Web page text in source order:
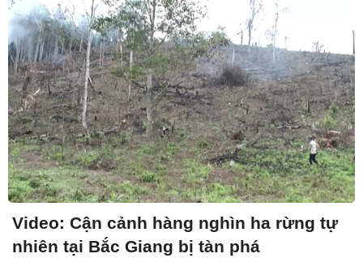
Video: Cận cảnh hàng nghìn ha rừng tự
nhiên tại Bắc Giang bị tàn phá